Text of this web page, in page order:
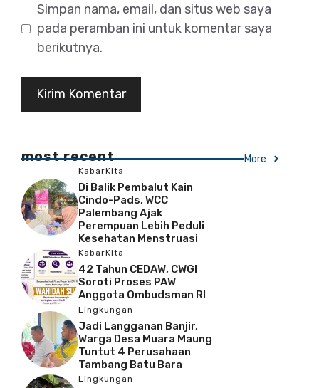
Simpan nama, email, dan situs web saya
pada peramban ini untuk komentar saya
berikutnya.
most recent More
KabarKita
Di Balik Pembalut Kain
Cindo-Pads, WCC
Palembang Ajak
Perempuan Lebih Peduli
Kesehatan Menstruasi
KabarKita
42 Tahun CEDAW, CWGI
Soroti Proses PAW
Anggota Ombudsman RI
Lingkungan
Jadi Langganan Banjir,
Warga Desa Muara Maung
Tuntut 4 Perusahaan
Tambang Batu Bara
Lingkungan